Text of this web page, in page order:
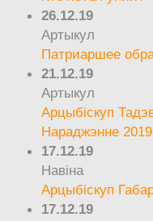
26.12.19
Артыкул
Патриаршее
21.12.19
Артыкул
Арцыбіскуп
Нараджэнне 2019
17.12.19
Навіна
Арцыбіскуп
17.12.19